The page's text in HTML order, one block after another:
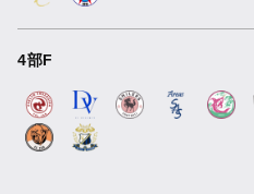
4部F